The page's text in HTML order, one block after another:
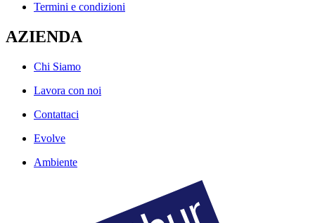
Termini e condizioni
AZIENDA
Chi Siamo
Lavora con noi
Contattaci
Evolve
Ambiente